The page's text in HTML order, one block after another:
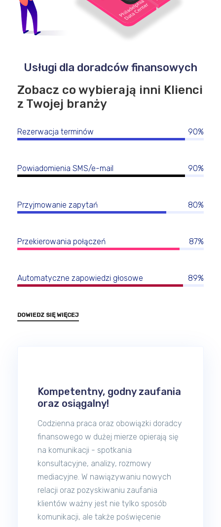
Usługi dla doradców finansowych
Zobacz co wybierają inni Klienci
z Twojej branży
Rezerwacja terminów 90%
Powiadomienia SMS/e-mail 90%
Przyjmowanie zapytań 80%
Przekierowania połączeń 87%
Automatyczne zapowiedzi głosowe 89%
DOWIEDZ SIĘ WIĘCEJ
Kompetentny, godny zaufania
oraz osiągalny!
Codzienna praca oraz obowiązki doradcy
finansowego w dużej mierze opierają się
na komunikacji - spotkania
konsultacyjne, analizy, rozmowy
mediacyjne. W nawiązywaniu nowych
relacji oraz pozyskiwaniu zaufania
klientów ważny jest nie tylko sposób
komunikacji, ale także poświęcenie